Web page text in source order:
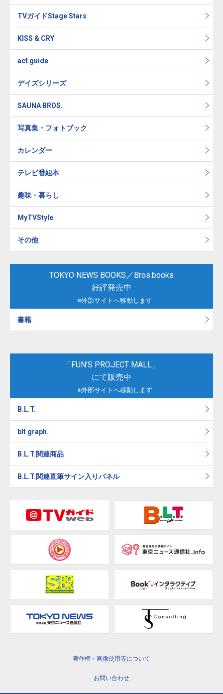
TVガイドStage Stars
KISS & CRY
act guide
デイズシリーズ
SAUNA BROS.
写真集・フォトブック
カレンダー
テレビ番組本
趣味・暮らし
MyTVStyle
その他
TOKYO NEWS BOOKS／Bros.books
好評発売中
※外部サイトへ移動します
書籍
「FUN'S PROJECT MALL」
にて販売中
※外部サイトへ移動します
B.L.T.
blt graph.
B.L.T.関連商品
B.L.T.関連直筆サイン入りパネル
著作権・画像使用等について
お問い合わせ